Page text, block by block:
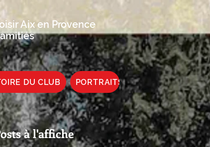
Aix en Provence
DU CLUB PORTRAITS DE JOUEUR
à l'affiche